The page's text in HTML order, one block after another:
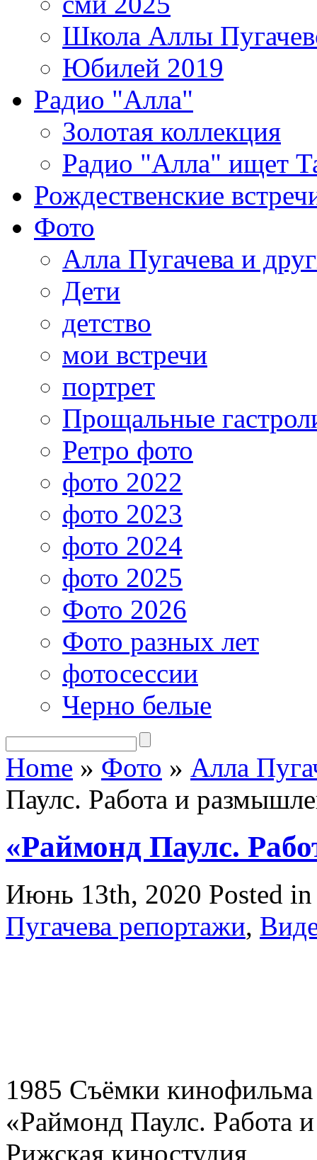
Школа Аллы
Юбилей 2019
Радио "Алла"
Золотая коллекция
Радио "Алла" ищет
Рождественские
Фото
Алла Пугачева и
Дети
детство
мои встречи
портрет
Прощальные
Ретро фото
фото 2022
фото 2023
фото 2024
фото 2025
Фото 2026
Фото разных лет
фотосессии
Черно белые
Home » Фото » Алла
Паулс. Работа и
«Раймонд Паулс.
Июнь 13th, 2020 Posted
Пугачева репортажи,
1985 Съёмки кинофильма
«Раймонд Паулс. Работа
Рижская киностудия